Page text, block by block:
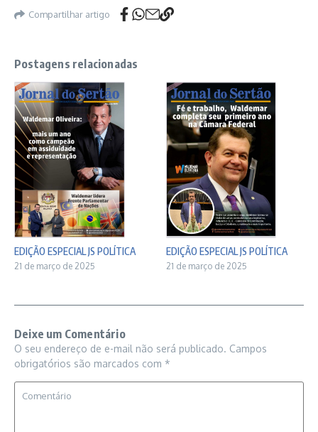
Compartilhar artigo
Postagens relacionadas
EDIÇÃO ESPECIAL JS POLÍTICA
21 de março de 2025
EDIÇÃO ESPECIAL JS POLÍTICA
21 de março de 2025
Deixe um Comentário
O seu endereço de e-mail não será publicado. Campos
obrigatórios são marcados com *